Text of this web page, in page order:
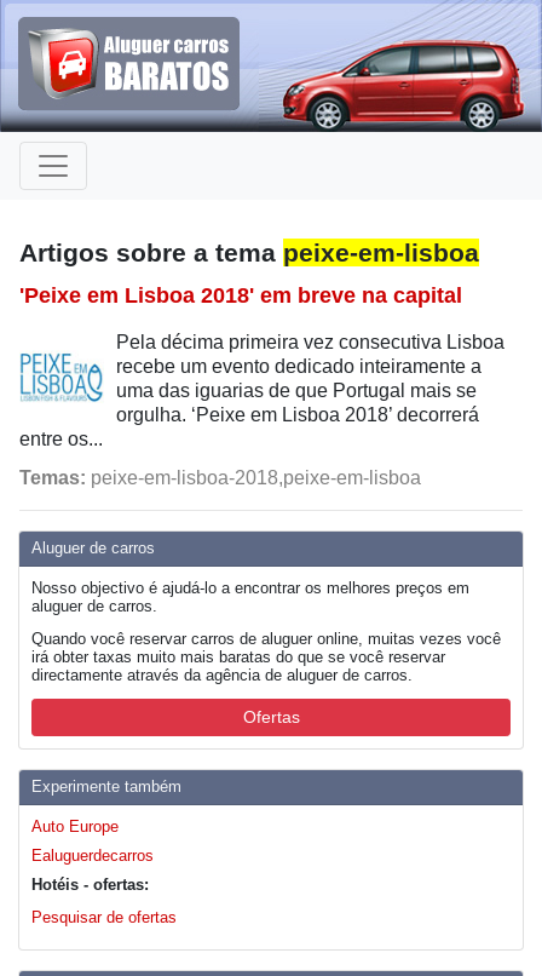
Aluguer de carros
Nosso objectivo é ajudá-lo a encontrar os melhores preços em
aluguer de carros.
Quando você reservar carros de aluguer online, muitas vezes você
irá obter taxas muito mais baratas do que se você reservar
directamente através da agência de aluguer de carros.
Ofertas
Experimente também
Auto Europe
Ealuguerdecarros
Hotéis - ofertas:
Pesquisar de ofertas
Artigos sobre a tema peixe-em-lisboa
'Peixe em Lisboa 2018' em breve na capital
Pela décima primeira vez consecutiva Lisboa
recebe um evento dedicado inteiramente a
uma das iguarias de que Portugal mais se
orgulha. ‘Peixe em Lisboa 2018’ decorrerá
entre os...
Temas: peixe-em-lisboa-2018,peixe-em-lisboa